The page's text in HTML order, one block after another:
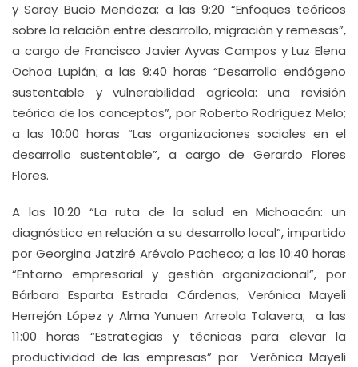
y Saray Bucio Mendoza; a las 9:20 “Enfoques teóricos
sobre la relación entre desarrollo, migración y remesas”,
a cargo de Francisco Javier Ayvas Campos y Luz Elena
Ochoa Lupián; a las 9:40 horas “Desarrollo endógeno
sustentable y vulnerabilidad agrícola: una revisión
teórica de los conceptos”, por Roberto Rodríguez Melo;
a las 10:00 horas “Las organizaciones sociales en el
desarrollo sustentable”, a cargo de Gerardo Flores
Flores.
A las 10:20 “La ruta de la salud en Michoacán: un
diagnóstico en relación a su desarrollo local”, impartido
por Georgina Jatziré Arévalo Pacheco; a las 10:40 horas
“Entorno empresarial y gestión organizacional”, por
Bárbara Esparta Estrada Cárdenas, Verónica Mayeli
Herrejón López y Alma Yunuen Arreola Talavera; a las
11:00 horas “Estrategias y técnicas para elevar la
productividad de las empresas” por Verónica Mayeli